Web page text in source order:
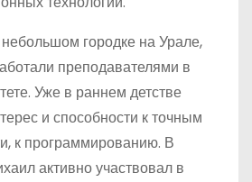
городке на Урале,
преподавателями в
Уже в раннем детстве
и способности к точным
к программированию. В
активно участвовал в